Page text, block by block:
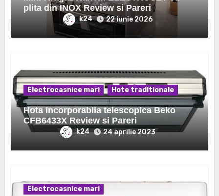
plita din INOX Review si Pareri
k24 22 iunie 2026
Electrocasnice mari Hote traditionale
Hota incorporabila telescopica Beko
CFB6433X Review si Pareri
k24 24 aprilie 2023
Electrocasnice mari